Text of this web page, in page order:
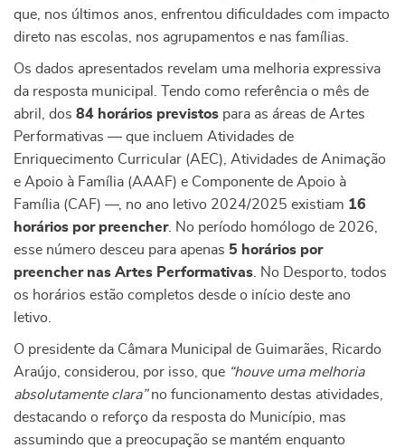
que, nos últimos anos, enfrentou dificuldades com impacto
direto nas escolas, nos agrupamentos e nas famílias.
Os dados apresentados revelam uma melhoria expressiva
da resposta municipal. Tendo como referência o mês de
abril, dos 84 horários previstos para as áreas de Artes
Performativas — que incluem Atividades de
Enriquecimento Curricular (AEC), Atividades de Animação
e Apoio à Família (AAAF) e Componente de Apoio à
Família (CAF) —, no ano letivo 2024/2025 existiam 16
horários por preencher. No período homólogo de 2026,
esse número desceu para apenas 5 horários por
preencher nas Artes Performativas . No Desporto, todos
os horários estão completos desde o início deste ano
letivo.
O presidente da Câmara Municipal de Guimarães, Ricardo
Araújo, considerou, por isso, que “houve uma melhoria
absolutamente clara”no funcionamento destas atividades,
destacando o reforço da resposta do Município, mas
assumindo que a preocupação se mantém enquanto